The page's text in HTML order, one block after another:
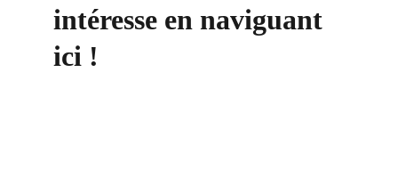
intéresse en naviguant
ici !